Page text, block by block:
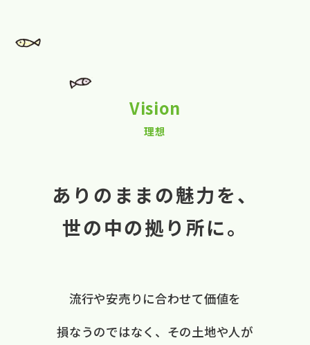
Vision
理想
ありのままの魅力を、
世の中の拠り所に。
流行や​安売りに​合わせて​価値を​
損なうのではなく、 ​その​土地や​人が​